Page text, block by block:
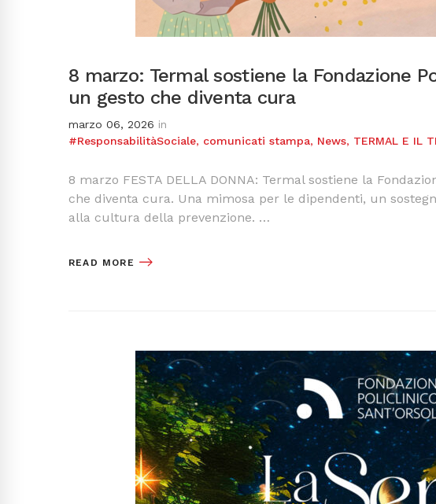
8 marzo: Termal sostiene la Fondazione
un gesto che diventa cura
marzo 06, 2026 in
#ResponsabilitàSociale, comunicati stampa, News, TERMAL E IL
8 marzo FESTA DELLA DONNA: Termal sostiene la
che diventa cura. Una mimosa per le dipendenti, un
alla cultura della prevenzione. …
READ MORE